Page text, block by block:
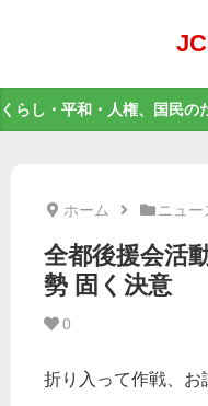
くらし・平和・人権、国民
ホーム ニュー
全都後援会活
勢 固く決意
0
折り入って作戦、お